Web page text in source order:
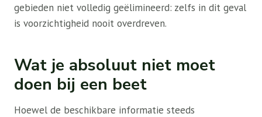
gebieden niet volledig geëlimineerd: zelfs in dit geval
is voorzichtigheid nooit overdreven.
Wat je absoluut niet moet
doen bij een beet
Hoewel de beschikbare informatie steeds